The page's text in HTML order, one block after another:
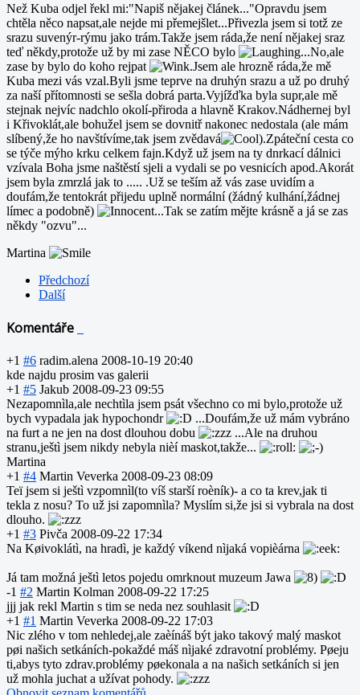
Než Kuba odjel řekl mi:"Napiš nějakej článek..."Opravdu jsem
chtěla něco napsat,ale nejde mi přemejšlet...Přivezla jsem si totž ze
srazu suvenýr-rýmu jako trám.Takže jsem ráda,že není nějakej sraz
teď někdy,protože už by mi zase NĚCO bylo
...No,ale
zase by bylo do koho rejpat
.Jsem ale hrozně ráda,že mě
Kuba mezi vás vzal.Byli jsme teprve na druhýn srazu a už po druhý
za naší přítomnosti se sešla dobrá parta.Vyjížďka byla supr,ale mě
stejnak nejvíc nadchlo okolí-přiroda a hlavně Krakov.Nádhernej byl
i Křivoklát,ale bohužel jsem se dovnitř nakonec nedostala (ale mám
slíbený,že ho navštívíme,tak jsem zvědavá
).Zpáteční cesta co
se týče mýho krku celkem fajn.Když už jsem na ty dnrkací dálnici
vzívala Boha jsme naštěstí sjeli a vydali se po vesnicích apod.Akorát
jsem byla zmrzlá jak to ..... .Už se teším až vás zase uvidím a
doufám,že tentokrát přijedu uplně normální (žádný kulhání,žádnej
límec a podobně)
...Tak se zatím mějte krásně a já se zas
někdy "ozvu"...
Martina
Předchozí
Další
Komentáře
+1 #6 radim.alena 2008-10-19 20:40
kde najdu prosim vas galerii
+1 #5 Jakub 2008-09-23 09:55
Nezapomnìla,ale nechtìla jsem psát všechno co mi bylo,protože už
bych vypadala jak hypochondr
...Doufám,že už mám vybráno
na furt a ne jen na dost dlouhou dobu
...Ale na druhou
stranu,ještì jsem nikdy nebyla nièí maskot,takže...
Martina
+1 #4 Martin Veverka 2008-09-23 08:09
Teï jsem si ještì vzpomnìl(to víš starší roèník)- a co ta krev,jak ti
tekla z nosu? To už jsi zapomnìla? Myslím si,že jsi si vybrala na dost
dlouho.
+1 #3 Pivča 2008-09-22 17:34
Na Køivoklátì, na hradì, je každý víkend nìjaká vopièárna
Já tam možná ještì letos pojedu omrknout muzeum Jawa
-1 #2 Martin Kolman 2008-09-22 17:25
jjj jak rekl Martin s tim se neda nez souhlasit
+1 #1 Martin Veverka 2008-09-22 17:03
Nic zlého v tom nehledej,ale zaèínáš být jako takový malý maskot
pøi našich setkáních-pokaždé máš nìjaké zdravotní problémy. Pøeju
ti,abys tyto zdrav.problémy pøekonala a na našich setkáních si jen
už mohla juchat a užívat pohody.